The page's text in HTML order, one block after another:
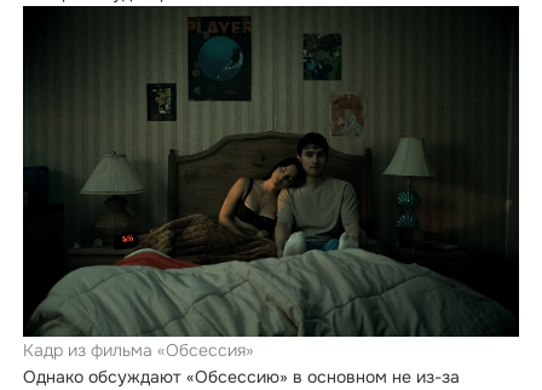
Кадр из фильма «Обсессия»
Однако обсуждают «Обсессию» в основном не из-за